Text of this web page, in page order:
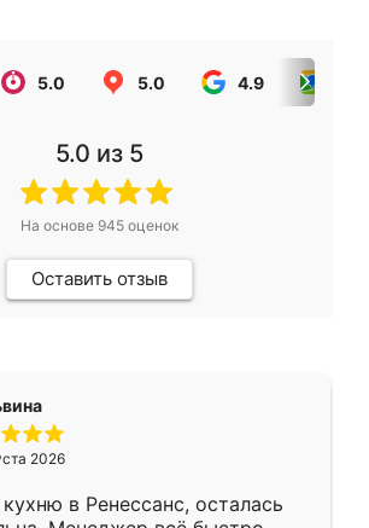
5.0 5.0 4.9
5.0 из 5
На основе 945оценок
Оставить отзыв
2026
в Ренессанс, осталась